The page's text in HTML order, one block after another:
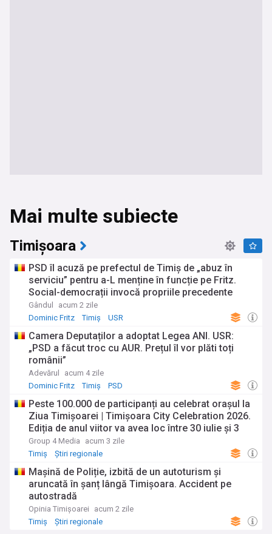
Mai multe subiecte
Timișoara
PSD îl acuză pe prefectul de Timiș de „abuz în
serviciu” pentru a-L menține în funcție pe Fritz.
Social-democrații invocă propriile precedente
Gândul
acum 2 zile
Dominic Fritz
Timiș USR
Camera Deputaților a adoptat Legea ANI. USR:
„PSD a făcut troc cu AUR. Prețul îl vor plăti toți
românii”
Adevărul
acum 4 zile
Dominic Fritz
Timiș PSD
Peste 100.000 de participanți au celebrat orașul la
Ziua Timișoarei | Timișoara City Celebration 2026.
Ediția de anul viitor va avea loc între 30 iulie și 3
august 2027
Group 4 Media
acum 3 zile
Timiș
Știri regionale
Mașină de Poliție, izbită de un autoturism și
aruncată în șanț lângă Timișoara. Accident pe
autostradă
Opinia Timișoarei
acum 2 zile
Timiș
Știri regionale